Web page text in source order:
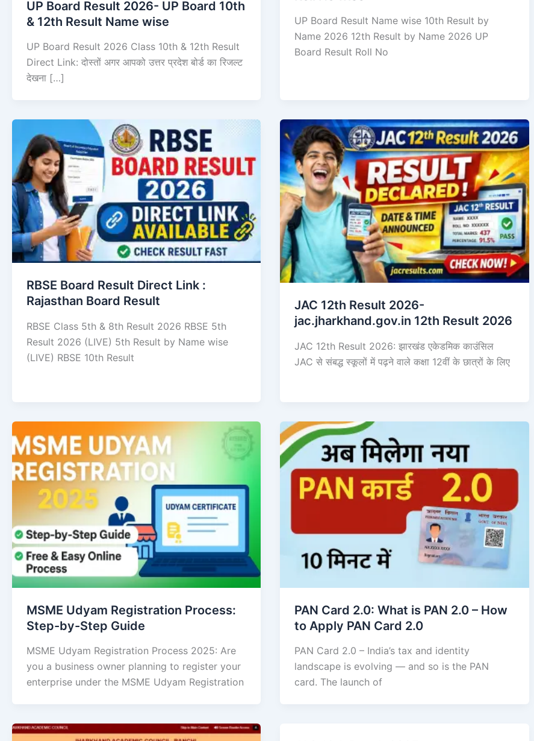
UP Board Result 2026- UP Board 10th
& 12th Result Name wise
UP Board Result 2026 Class 10th & 12th Result
Direct Link: दोस्तों अगर आपको उत्तर प्रदेश बोर्ड का रिजल्ट
देखना […]
UP Board Result Name wise 10th Result by
Name 2026 12th Result by Name 2026 UP
Board Result Roll No
RBSE Board Result Direct Link : ​
Rajasthan Board Result
RBSE Class 5th & 8th Result 2026 RBSE 5th
Result 2026 (LIVE) 5th Result by Name wise
(LIVE) RBSE 10th Result
JAC 12th Result 2026-
jac.jharkhand.gov.in 12th Result 2026
JAC 12th Result 2026: झारखंड एकेडमिक काउंसिल
JAC से संबद्ध स्कूलों में पढ़ने वाले कक्षा 12वीं के छात्रों के लिए
MSME Udyam Registration Process:
Step-by-Step Guide
MSME Udyam Registration Process 2025: Are
you a business owner planning to register your
enterprise under the MSME Udyam Registration
PAN Card 2.0: What is PAN 2.0 – How
to Apply PAN Card 2.0
PAN Card 2.0 – India’s tax and identity
landscape is evolving — and so is the PAN
card. The launch of